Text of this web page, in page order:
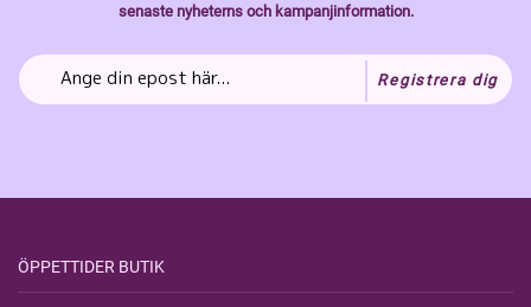
senaste nyheterns och kampanjinformation.
Registrera dig
ÖPPETTIDER BUTIK